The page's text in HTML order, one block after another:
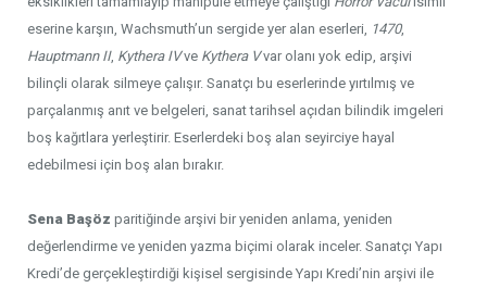
eserine karşın, Wachsmuth’un sergide yer alan eserleri, 1470,
Hauptmann II, Kythera IVve Kythera Vvar olanı yok edip, arşivi
bilinçli olarak silmeye çalışır. Sanatçı bu eserlerinde yırtılmış ve
parçalanmış anıt ve belgeleri, sanat tarihsel açıdan bilindik imgeleri
boş kağıtlara yerleştirir. Eserlerdeki boş alan seyirciye hayal
edebilmesi için boş alan bırakır.
Sena Başöz paritiğinde arşivi bir yeniden anlama, yeniden
değerlendirme ve yeniden yazma biçimi olarak inceler. Sanatçı Yapı
Kredi’de gerçekleştirdiği kişisel sergisinde Yapı Kredi’nin arşivi ile